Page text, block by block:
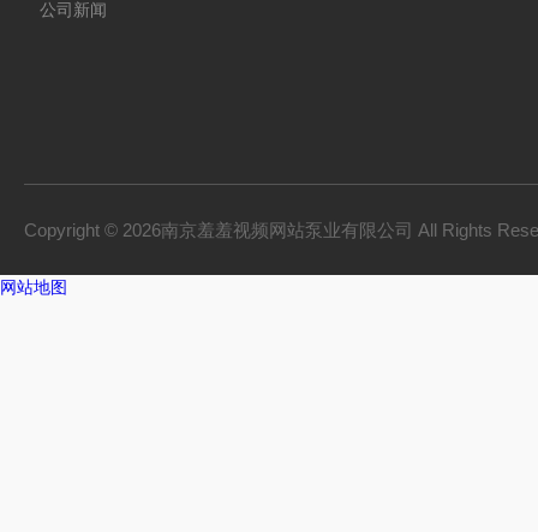
公司新闻
Copyright © 2026南京羞羞视频网站泵业有限公司 All Rights
网站地图